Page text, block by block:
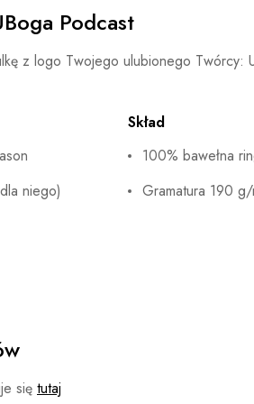
Podcast
z logo Twojego ulubionego Twórcy:
niego)
Skład
100% bawełna
Gramatura 190 g/
się tutaj